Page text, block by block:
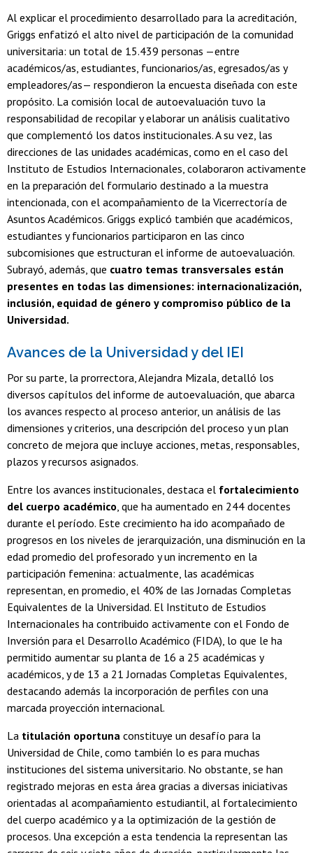
Al explicar el procedimiento desarrollado para la acreditación,
Griggs enfatizó el alto nivel de participación de la comunidad
universitaria: un total de 15.439 personas —entre
académicos/as, estudiantes, funcionarios/as, egresados/as y
empleadores/as— respondieron la encuesta diseñada con este
propósito. La comisión local de autoevaluación tuvo la
responsabilidad de recopilar y elaborar un análisis cualitativo
que complementó los datos institucionales. A su vez, las
direcciones de las unidades académicas, como en el caso del
Instituto de Estudios Internacionales, colaboraron activamente
en la preparación del formulario destinado a la muestra
intencionada, con el acompañamiento de la Vicerrectoría de
Asuntos Académicos. Griggs explicó también que académicos,
estudiantes y funcionarios participaron en las cinco
subcomisiones que estructuran el informe de autoevaluación.
Subrayó, además, que cuatro temas transversales están
presentes en todas las dimensiones: internacionalización,
inclusión, equidad de género y compromiso público de la
Universidad.
Avances de la Universidad y del IEI
Por su parte, la prorrectora, Alejandra Mizala, detalló los
diversos capítulos del informe de autoevaluación, que abarca
los avances respecto al proceso anterior, un análisis de las
dimensiones y criterios, una descripción del proceso y un plan
concreto de mejora que incluye acciones, metas, responsables,
plazos y recursos asignados.
Entre los avances institucionales, destaca el fortalecimiento
del cuerpo académico , que ha aumentado en 244 docentes
durante el período. Este crecimiento ha ido acompañado de
progresos en los niveles de jerarquización, una disminución en la
edad promedio del profesorado y un incremento en la
participación femenina: actualmente, las académicas
representan, en promedio, el 40% de las Jornadas Completas
Equivalentes de la Universidad. El Instituto de Estudios
Internacionales ha contribuido activamente con el Fondo de
Inversión para el Desarrollo Académico (FIDA), lo que le ha
permitido aumentar su planta de 16 a 25 académicas y
académicos, y de 13 a 21 Jornadas Completas Equivalentes,
destacando además la incorporación de perfiles con una
marcada proyección internacional.
La titulación oportuna constituye un desafío para la
Universidad de Chile, como también lo es para muchas
instituciones del sistema universitario. No obstante, se han
registrado mejoras en esta área gracias a diversas iniciativas
orientadas al acompañamiento estudiantil, al fortalecimiento
del cuerpo académico y a la optimización de la gestión de
procesos. Una excepción a esta tendencia la representan las